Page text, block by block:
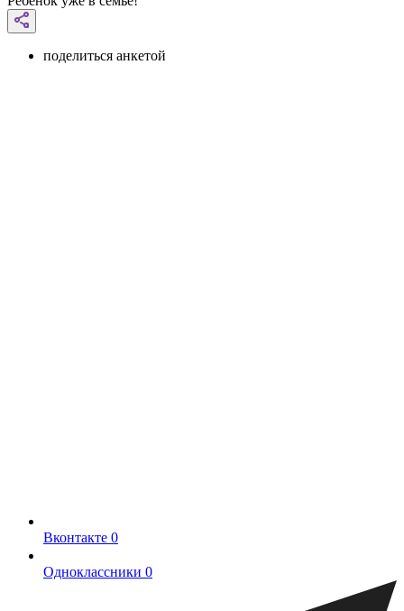
поделиться анкетой
Вконтакте 0
Одноклассники 0